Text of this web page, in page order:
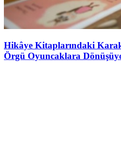
Hikâye Kitaplarındaki
Örgü Oyuncaklara